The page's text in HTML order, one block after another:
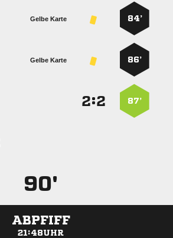
84’
Gelbe Karte
86’
Gelbe Karte
87’
:
90'
ABPFIFF
21:48UHR